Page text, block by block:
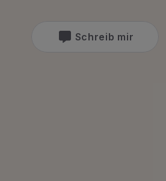
Schreib mir